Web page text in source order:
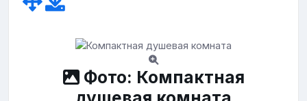
Фото: Компактная